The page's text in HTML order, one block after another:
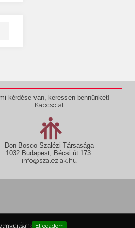
nyújtsa. Elfogadom
kérdése van, keressen bennünket!
Kapcsolat
Don Bosco Szalézi Társasága
1032 Budapest, Bécsi út 173.
info@szaleziak.hu
fel!